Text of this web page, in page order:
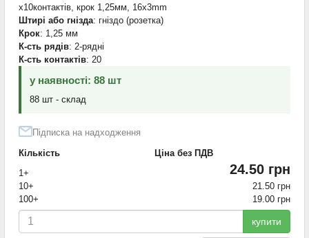
х10контактів, крок 1,25мм, 16x3mm
Штирі або гнізда: гніздо (розетка)
Крок: 1,25 мм
К-сть рядів: 2-рядні
К-сть контактів: 20
у наявності: 88 шт
88 шт - склад
Підписка на надходження
Кількість
Ціна без ПДВ
1+
24.50 грн
10+
21.50 грн
100+
19.00 грн
купити